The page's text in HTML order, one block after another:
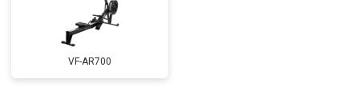
VF-AR700